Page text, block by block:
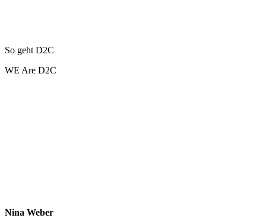
So geht D2C
WE Are D2C
Nina Weber